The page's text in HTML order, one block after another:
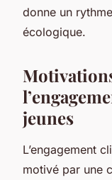
donne un
écologique.
jeunes
L’engagement
motivé par une